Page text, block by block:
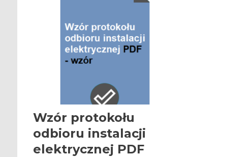
Wzór protokołu
odbioru instalacji
elektrycznej PDF